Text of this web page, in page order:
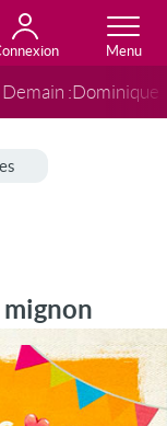
Demain :Dominique